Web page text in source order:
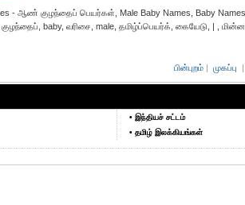
- ஆண் குழந்தைப் பெயர்கள், Male Baby Names, Baby
baby, வரிசை, male, தமிழ்ப்பெயர்க், கையேடு, | ,
பின்புறம் | முகப்பு |
• இந்தியச் சட்டம்
• தமிழ் இலக்கியங்கள்